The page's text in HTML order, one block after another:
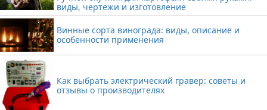
виды, чертежи и изготовление
Винные сорта винограда: виды, описание и
особенности применения
Как выбрать электрический гравер: советы и
отзывы о производителях